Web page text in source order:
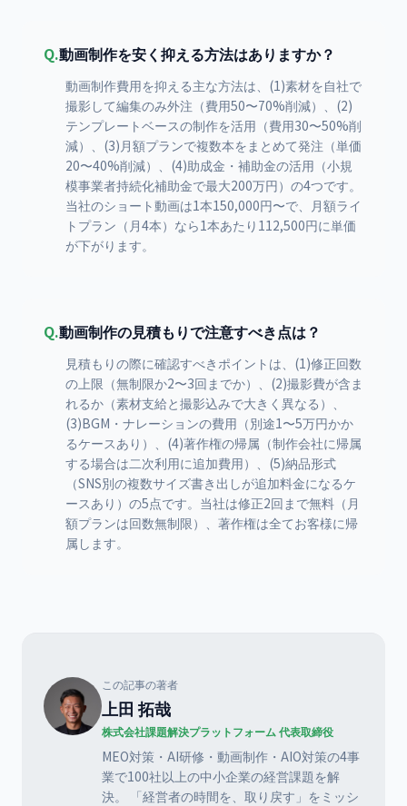
Q.動画制作を安く抑える方法はありますか？
動画制作費用を抑える主な方法は、(1)素材を自社で
撮影して編集のみ外注（費用50〜70%削減）、(2)
テンプレートベースの制作を活用（費用30〜50%削
減）、(3)月額プランで複数本をまとめて発注（単価
20〜40%削減）、(4)助成金・補助金の活用（小規
模事業者持続化補助金で最大200万円）の4つです。
当社のショート動画は1本150,000円〜で、月額ライ
トプラン（月4本）なら1本あたり112,500円に単価
が下がります。
Q.動画制作の見積もりで注意すべき点は？
見積もりの際に確認すべきポイントは、(1)修正回数
の上限（無制限か2〜3回までか）、(2)撮影費が含ま
れるか（素材支給と撮影込みで大きく異なる）、
(3)BGM・ナレーションの費用（別途1〜5万円かか
るケースあり）、(4)著作権の帰属（制作会社に帰属
する場合は二次利用に追加費用）、(5)納品形式
（SNS別の複数サイズ書き出しが追加料金になるケ
ースあり）の5点です。当社は修正2回まで無料（月
額プランは回数無制限）、著作権は全てお客様に帰
属します。
この記事の著者
上田 拓哉
株式会社課題解決プラットフォーム 代表取締役
MEO対策・AI研修・動画制作・AIO対策の4事
業で100社以上の中小企業の経営課題を解
決。 「経営者の時間を、取り戻す」をミッシ